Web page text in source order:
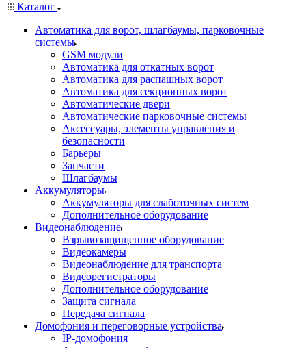
Каталог
Автоматика для ворот, шлагбаумы, парковочные
системы
GSM модули
Автоматика для откатных ворот
Автоматика для распашных ворот
Автоматика для секционных ворот
Автоматические двери
Автоматические парковочные системы
Аксессуары, элементы управления и
безопасности
Барьеры
Запчасти
Шлагбаумы
Аккумуляторы
Аккумуляторы для слаботочных систем
Дополнительное оборудование
Видеонаблюдение
Взрывозащищенное оборудование
Видеокамеры
Видеонаблюдение для транспорта
Видеорегистраторы
Дополнительное оборудование
Защита сигнала
Передача сигнала
Домофония и переговорные устройства
IP-домофония